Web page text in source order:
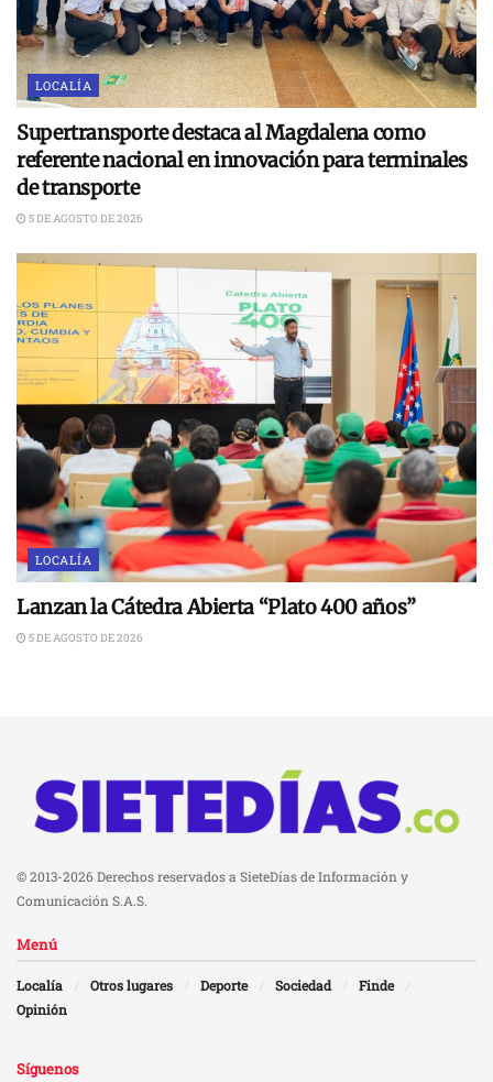
LOCALÍA
Supertransporte destaca al Magdalena como
referente nacional en innovación para terminales
de transporte
5 DE AGOSTO DE 2026
LOCALÍA
Lanzan la Cátedra Abierta “Plato 400 años”
5 DE AGOSTO DE 2026
© 2013-2026 Derechos reservados a SieteDías de Información y
Comunicación S.A.S.
Menú
Localía Otros lugares Deporte Sociedad
Finde
Opinión
Síguenos